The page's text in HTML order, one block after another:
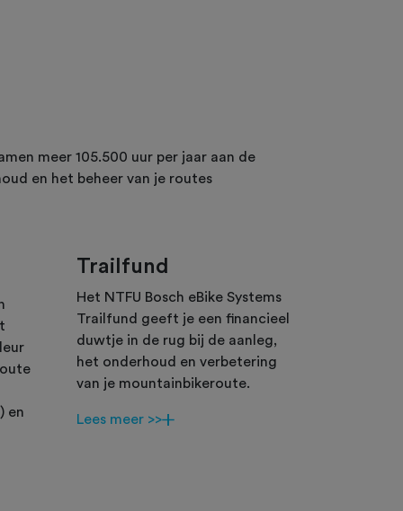
meer 105.500 uur per jaar aan de
en het beheer van je routes
en
Trailfund
Het NTFU Bosch eBike Systems
Trailfund geeft je een financieel
duwtje in de rug bij de aanleg,
het onderhoud en verbetering
van je mountainbikeroute.
Lees meer >>